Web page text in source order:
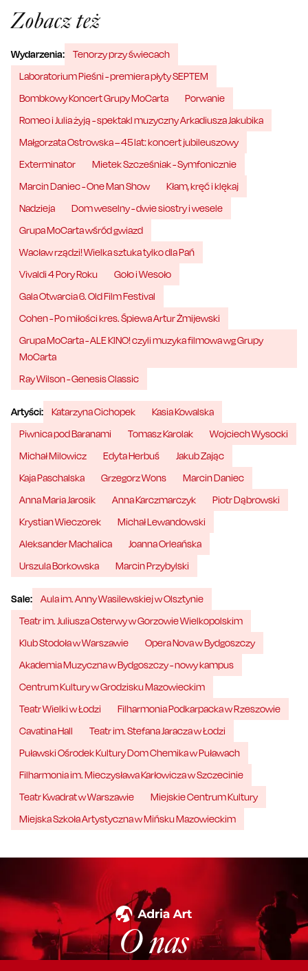
Zobacz też
Wydarzenia:
Tenorzy przy świecach
Laboratorium Pieśni - premiera płyty SEPTEM
Bombkowy Koncert Grupy MoCarta
Porwanie
Romeo i Julia żyją - spektakl muzyczny Arkadiusza Jakubika
Małgorzata Ostrowska – 45 lat: koncert jubileuszowy
Exterminator
Mietek Szcześniak - Symfonicznie
Marcin Daniec - One Man Show
Kłam, kręć i klękaj
Nadzieja
Dom weselny - dwie siostry i wesele
Grupa MoCarta wśród gwiazd
Wacław rządzi! Wielka sztuka tylko dla Pań
Vivaldi 4 Pory Roku
Goło i Wesoło
Gala Otwarcia 6. Old Film Festival
Cohen - Po miłości kres. Śpiewa Artur Żmijewski
Grupa MoCarta - ALE KINO! czyli muzyka filmowa wg Grupy
MoCarta
Ray Wilson - Genesis Classic
Artyści: Katarzyna Cichopek
Kasia Kowalska
Piwnica pod Baranami
Tomasz Karolak
Wojciech Wysocki
Michał Milowicz
Edyta Herbuś
Jakub Zając
Kaja Paschalska
Grzegorz Wons
Marcin Daniec
Anna Maria Jarosik
Anna Karczmarczyk
Piotr Dąbrowski
Krystian Wieczorek
Michał Lewandowski
Aleksander Machalica
Joanna Orleańska
Urszula Borkowska
Marcin Przybylski
Sale:
Aula im. Anny Wasilewskiej w Olsztynie
Teatr im. Juliusza Osterwy w Gorzowie Wielkopolskim
Klub Stodoła w Warszawie
Opera Nova w Bydgoszczy
Akademia Muzyczna w Bydgoszczy - nowy kampus
Centrum Kultury w Grodzisku Mazowieckim
Teatr Wielki w Łodzi
Filharmonia Podkarpacka w Rzeszowie
Cavatina Hall
Teatr im. Stefana Jaracza w Łodzi
Puławski Ośrodek Kultury Dom Chemika w Puławach
Filharmonia im. Mieczysława Karłowicza w Szczecinie
Teatr Kwadrat w Warszawie
Miejskie Centrum Kultury
Miejska Szkoła Artystyczna w Mińsku Mazowieckim
O nas